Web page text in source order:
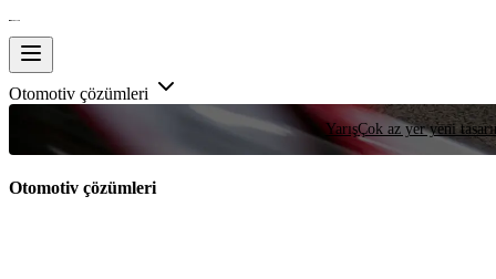
Otomotiv çözümleri
YarışÇok az yer yeni
Otomotiv çözümleri